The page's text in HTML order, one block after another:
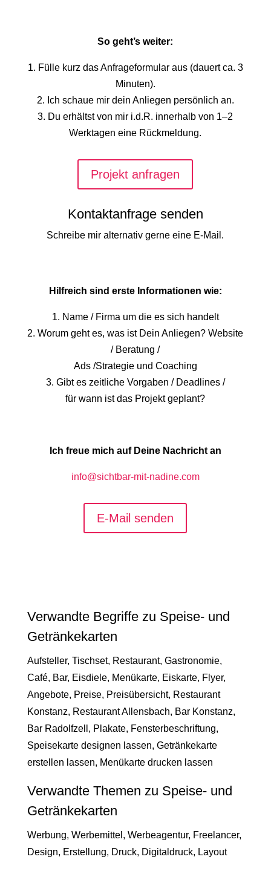
So geht’s weiter:
1. Fülle kurz das Anfrageformular aus (dauert ca. 3
Minuten).
2. Ich schaue mir dein Anliegen persönlich an.
3. Du erhältst von mir i.d.R. innerhalb von 1–2
Werktagen eine Rückmeldung.
Projekt anfragen
Kontaktanfrage senden
Schreibe mir alternativ gerne eine E-Mail.
Hilfreich sind erste Informationen wie:
1. Name / Firma um die es sich handelt
2. Worum geht es, was ist Dein Anliegen? Website
/ Beratung /
Ads /Strategie und Coaching
3. Gibt es zeitliche Vorgaben / Deadlines /
für wann ist das Projekt geplant?
Ich freue mich auf Deine Nachricht an
info@sichtbar-mit-nadine.com
E-Mail senden
Verwandte Begriffe zu Speise- und
Getränkekarten
Aufsteller, Tischset, Restaurant, Gastronomie,
Café, Bar, Eisdiele, Menükarte, Eiskarte, Flyer,
Angebote, Preise, Preisübersicht, Restaurant
Konstanz, Restaurant Allensbach, Bar Konstanz,
Bar Radolfzell, Plakate, Fensterbeschriftung,
Speisekarte designen lassen, Getränkekarte
erstellen lassen, Menükarte drucken lassen
Verwandte Themen zu Speise- und
Getränkekarten
Werbung, Werbemittel, Werbeagentur, Freelancer,
Design, Erstellung, Druck, Digitaldruck, Layout